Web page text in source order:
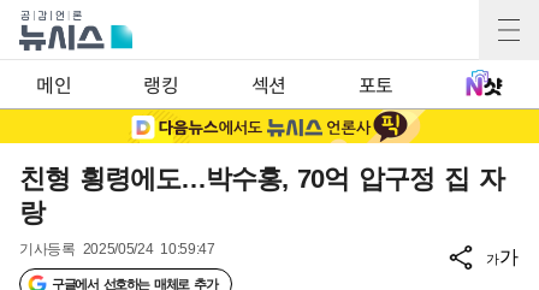
메인 랭킹 섹션 포토
친형 횡령에도…박수홍, 70억 압구정 집 자
랑
기사등록 2025/05/24 10:59:47
구글에서 선호하는 매체로 추가
가가